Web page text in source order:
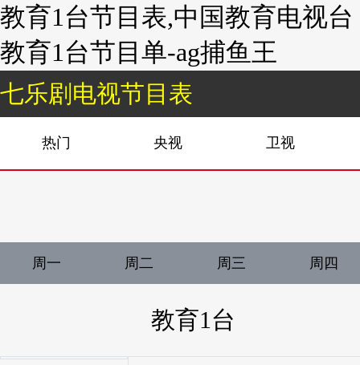
教育1台节目表,中国教育电视台
教育1台节目单-ag捕鱼王
七乐剧电视节目表
热门 央视 卫视
周一 周二 周三 周四
教育1台